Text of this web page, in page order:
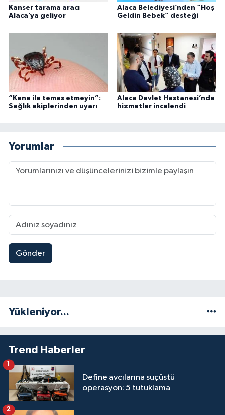
Kanser tarama aracı
Alaca’ya geliyor
Alaca Belediyesi’nden “Hoş
Geldin Bebek” desteği
“Kene ile temas etmeyin”:
Sağlık ekiplerinden uyarı
Alaca Devlet Hastanesi’nde
hizmetler incelendi
Yorumlar
Gönder
Yükleniyor...
Trend Haberler
Define avcılarına suçüstü
operasyon: 5 tutuklama
1
2